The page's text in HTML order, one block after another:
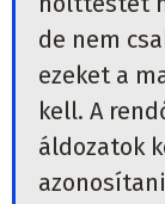
de nem
ezeket a
kell. A
áldozatok